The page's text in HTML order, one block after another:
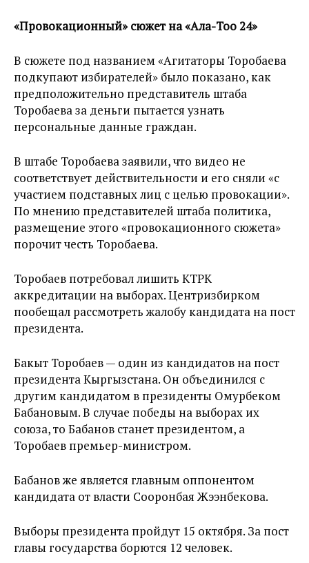
«Провокационный» сюжет на «Ала-Тоо 24»
В сюжете под названием «Агитаторы Торобаева
подкупают избирателей» было показано, как
предположительно представитель штаба
Торобаева за деньги пытается узнать
персональные данные граждан.
В штабе Торобаева заявили, что видео не
соответствует действительности и его сняли «с
участием подставных лиц с целью провокации».
По мнению представителей штаба политика,
размещение этого «провокационного сюжета»
порочит честь Торобаева.
Торобаев потребовал лишить КТРК
аккредитации на выборах. Центризбирком
пообещал рассмотреть жалобу кандидата на пост
президента.
Бакыт Торобаев — один из кандидатов на пост
президента Кыргызстана. Он объединился с
другим кандидатом в президенты Омурбеком
Бабановым. В случае победы на выборах их
союза, то Бабанов станет президентом, а
Торобаев премьер-министром.
Бабанов же является главным оппонентом
кандидата от власти Сооронбая Жээнбекова.
Выборы президента пройдут 15 октября. За пост
главы государства борются 12 человек.